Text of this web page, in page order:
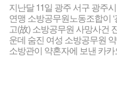
지난달 11일 광주 서구 광주
연맹 소방공무원노동조합이
고(故) 소방공무원 사망사건
운데 숨진 여성 소방공무원
소방관이 약혼자에 보낸 카